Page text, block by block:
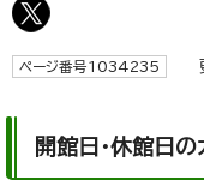
ページ番号1034235
開館日・休館日の